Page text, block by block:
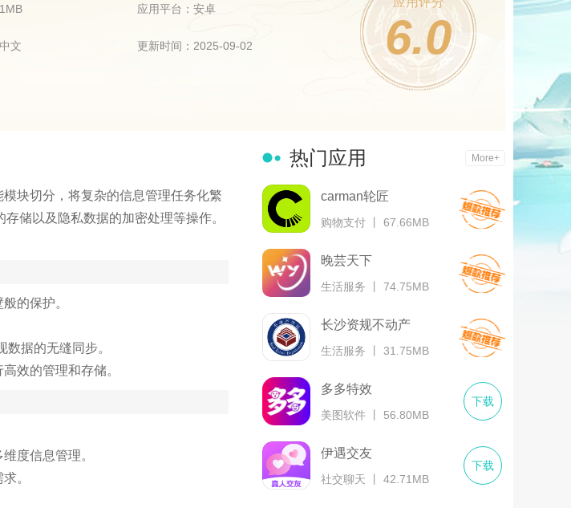
应用平台：安卓
文 更新时间：2025-09-02 6.0
块切分，将复杂的信息管理任务化繁
储以及隐私数据的加密处理等操作。
的保护。
据的无缝同步。
效的管理和存储。
度信息管理。
。
热门应用 More+
carman轮匠
购物支付 丨 67.66MB
晚芸天下
生活服务 丨 74.75MB
长沙资规不动产
生活服务 丨 31.75MB
多多特效
美图软件 丨 56.80MB
下载
伊遇交友
社交聊天 丨 42.71MB
下载